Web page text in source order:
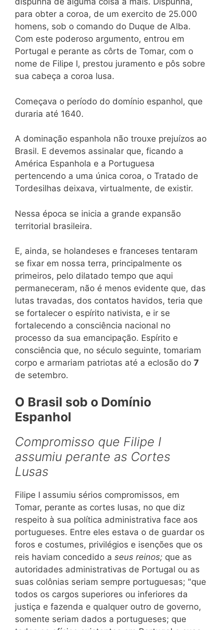
para obter a coroa, de um exercito de 25.000
homens, sob o comando do Duque de Alba.
Com este poderoso argumento, entrou em
Portugal e perante as côrts de Tomar, com o
nome de Filipe I, prestou juramento e pôs sobre
sua cabeça a coroa lusa.
Começava o período do domínio espanhol, que
duraria até 1640.
A dominação espanhola não trouxe prejuízos ao
Brasil. E devemos assinalar que, ficando a
América Espanhola e a Portuguesa
pertencendo a uma única coroa, o Tratado de
Tordesilhas deixava, virtualmente, de existir.
Nessa época se inicia a grande expansão
territorial brasileira.
E, ainda, se holandeses e franceses tentaram
se fixar em nossa terra, principalmente os
primeiros, pelo dilatado tempo que aqui
permaneceram, não é menos evidente que, das
lutas travadas, dos contatos havidos, teria que
se fortalecer o espírito nativista, e ir se
fortalecendo a consciência nacional no
processo da sua emancipação. Espírito e
consciência que, no século seguinte, tomariam
corpo e armariam patriotas até a eclosão do 7
de setembro.
O Brasil sob o Domínio
Espanhol
Compromisso que Filipe I
assumiu perante as Cortes
Lusas
Filipe I assumiu sérios compromissos, em
Tomar, perante as cortes lusas, no que diz
respeito à sua política administrativa face aos
portugueses. Entre eles estava o de guardar os
foros e costumes, privilégios e isenções que os
reis haviam concedido a seus reinos; que as
autoridades administrativas de Portugal ou as
suas colônias seriam sempre portuguesas; "que
todos os cargos superiores ou inferiores da
justiça e fazenda e qualquer outro de governo,
somente seriam dados a portugueses; que